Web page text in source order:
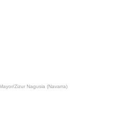
Zizur Nagusia (Navarra)